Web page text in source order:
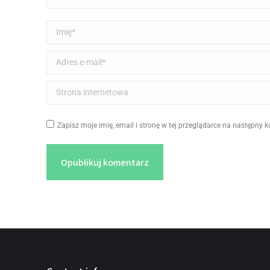
Imię *
Adres e-mail *
Strona internetowa
Zapisz moje imię, email i stronę w tej przeglądarce na następny
Opublikuj komentarz